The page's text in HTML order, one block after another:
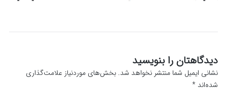
دیدگاهتان را بنویسید
نشانی ایمیل شما منتشر نخواهد شد. بخش‌های موردنیاز علامت‌گذاری
شده‌اند *